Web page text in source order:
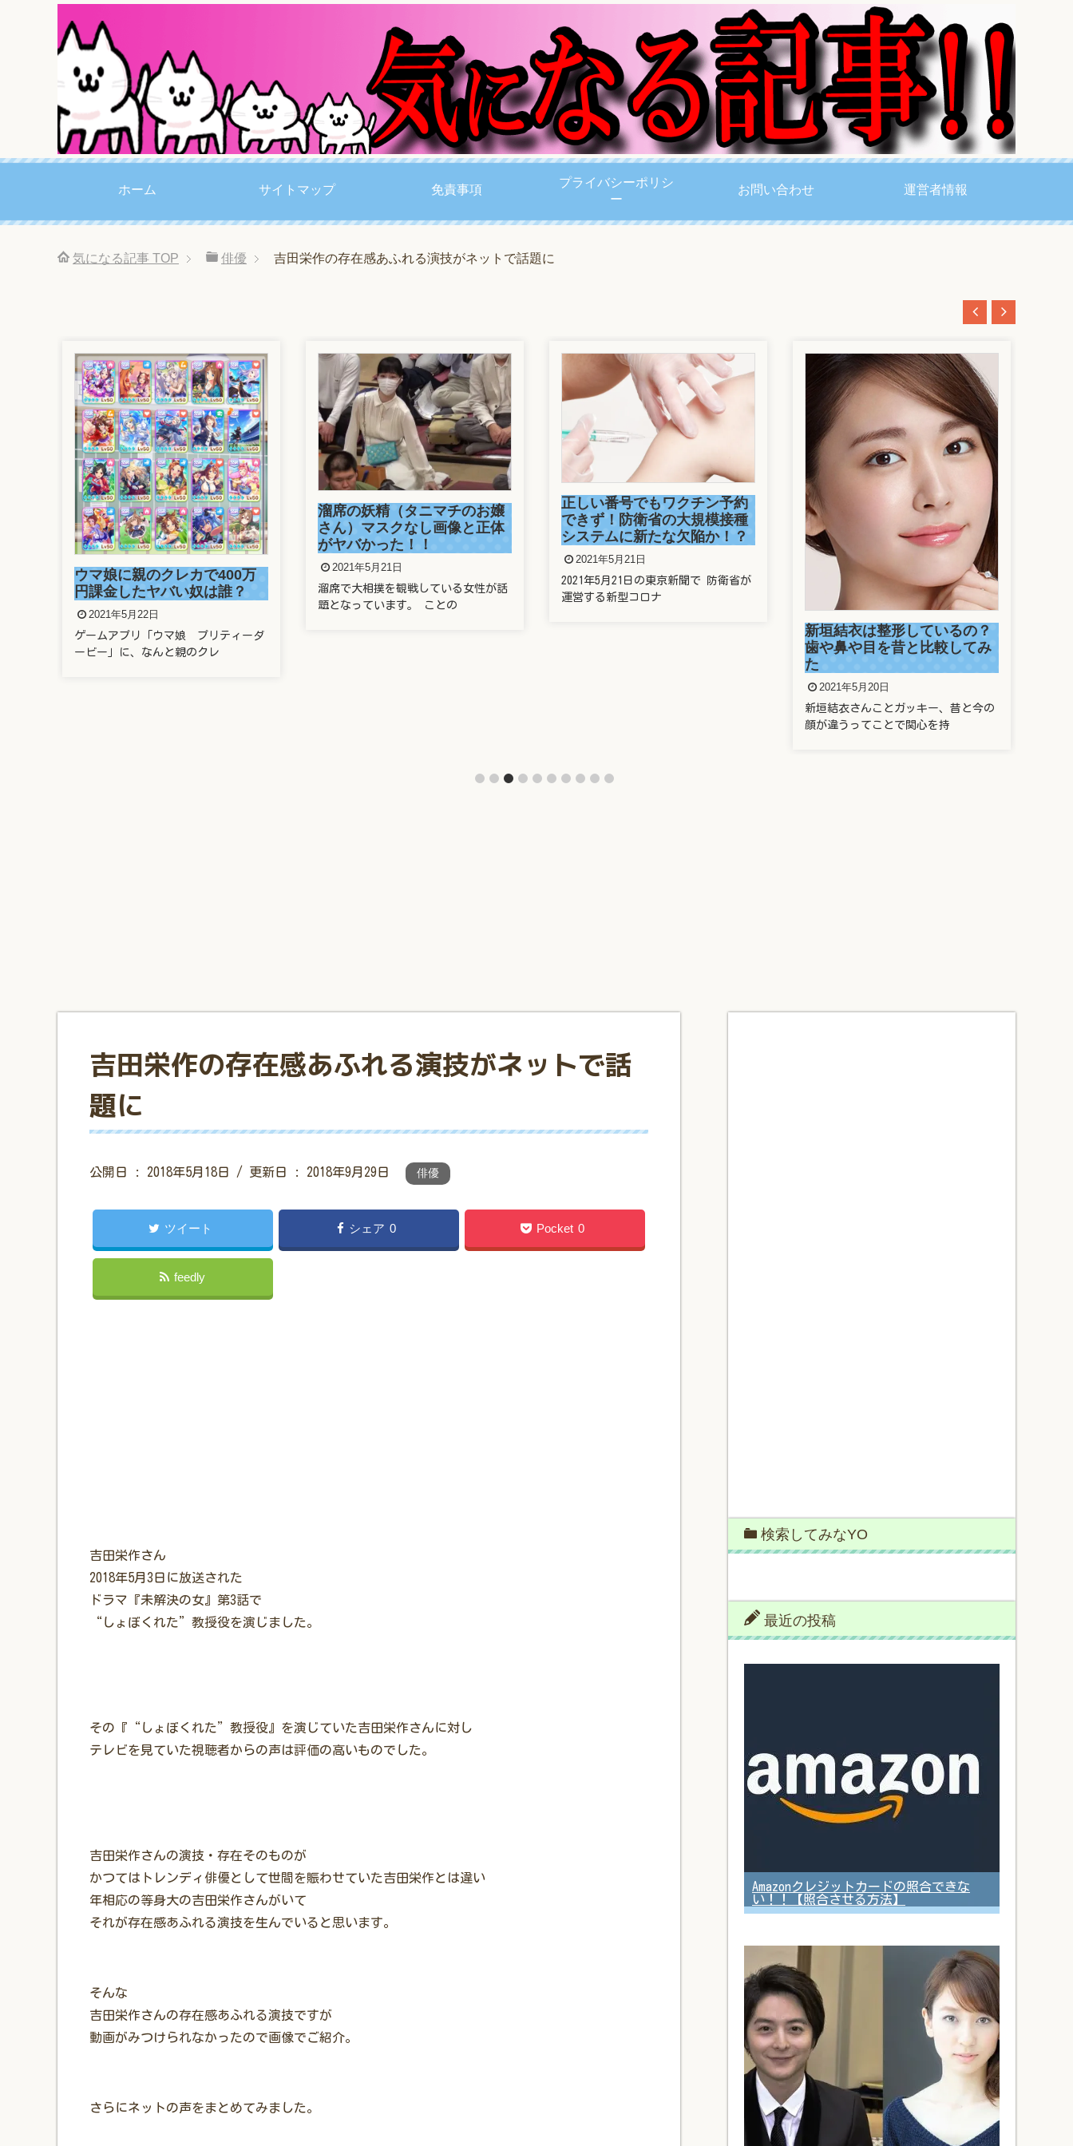
ホーム サイトマップ 免責事項
プライバシーポリシ
ー
お問い合わせ 運営者情報
気になる記事 TOP 俳優 吉田栄作の存在感あふれる演技がネットで話題に
ウマ娘に親のクレカで400万
円課金したヤバい奴は誰？
2021年5月22日
ゲームアプリ「ウマ娘 プリティーダ
ービー」に、なんと親のクレ
溜席の妖精（タニマチのお嬢
さん）マスクなし画像と正体
がヤバかった！！
2021年5月21日
溜席で大相撲を観戦している女性が話
題となっています。 ことの
正しい番号でもワクチン予約
できず！防衛省の大規模接種
システムに新たな欠陥か！？
2021年5月21日
2021年5月21日の東京新聞で 防衛省が
運営する新型コロナ
新垣結衣は整形しているの？
歯や鼻や目を昔と比較してみ
た
2021年5月20日
新垣結衣さんことガッキー、昔と今の
顔が違うってことで関心を持
吉田栄作の存在感あふれる演技がネットで話
題に
公開日 : 2018年5月18日 / 更新日 : 2018年9月29日 俳優
ツイート シェア 0 Pocket 0
feedly
吉田栄作さん
2018年5月3日に放送された
ドラマ『未解決の女』第3話で
“しょぼくれた”教授役を演じました。
その『“しょぼくれた”教授役』を演じていた吉田栄作さんに対し
テレビを見ていた視聴者からの声は評価の高いものでした。
吉田栄作さんの演技・存在そのものが
かつてはトレンディ俳優として世間を賑わせていた吉田栄作とは違い
年相応の等身大の吉田栄作さんがいて
それが存在感あふれる演技を生んでいると思います。
そんな
吉田栄作さんの存在感あふれる演技ですが
動画がみつけられなかったので画像でご紹介。
さらにネットの声をまとめてみました。
検索してみなYO
最近の投稿
Amazonクレジットカードの照合できな
い！！【照合させる方法】